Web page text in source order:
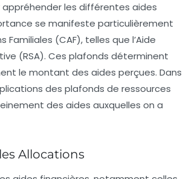
les différentes aides
se manifeste particulièrement
Familiales (CAF), telles que l’Aide
(RSA). Ces plafonds déterminent
le montant des aides perçues. Dans
des plafonds de ressources
des aides auxquelles on a
Allocations